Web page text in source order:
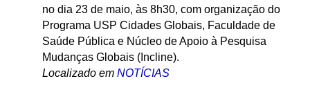
no dia 23 de maio, às 8h30, com organização do
Programa USP Cidades Globais, Faculdade de
Saúde Pública e Núcleo de Apoio à Pesquisa
Mudanças Globais (Incline).
Localizado em NOTÍCIAS